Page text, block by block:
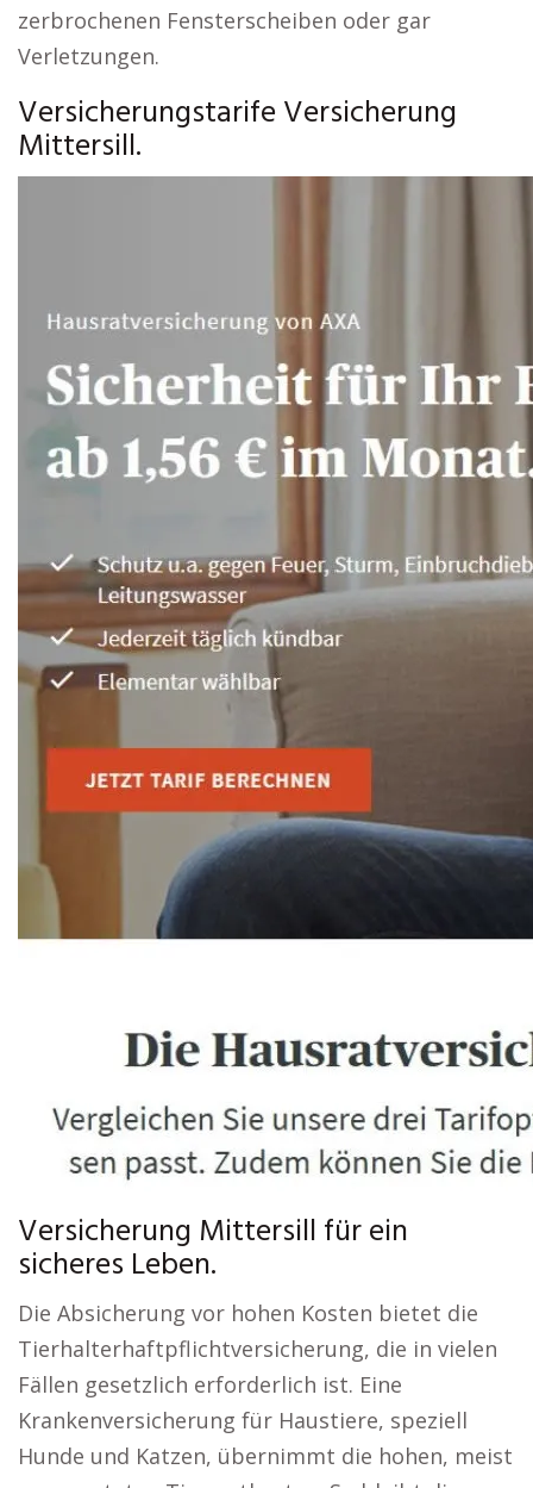
zerbrochenen Fensterscheiben oder gar
Verletzungen.
Versicherungstarife Versicherung
Mittersill.
Versicherung Mittersill für ein
sicheres Leben.
Die Absicherung vor hohen Kosten bietet die
Tierhalterhaftpflichtversicherung, die in vielen
Fällen gesetzlich erforderlich ist. Eine
Krankenversicherung für Haustiere, speziell
Hunde und Katzen, übernimmt die hohen, meist